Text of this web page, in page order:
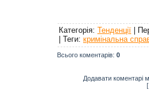
Категорія: Тенденції |
| Теги: кримінальна
Всього коментарів: 0
Додавати коментарі